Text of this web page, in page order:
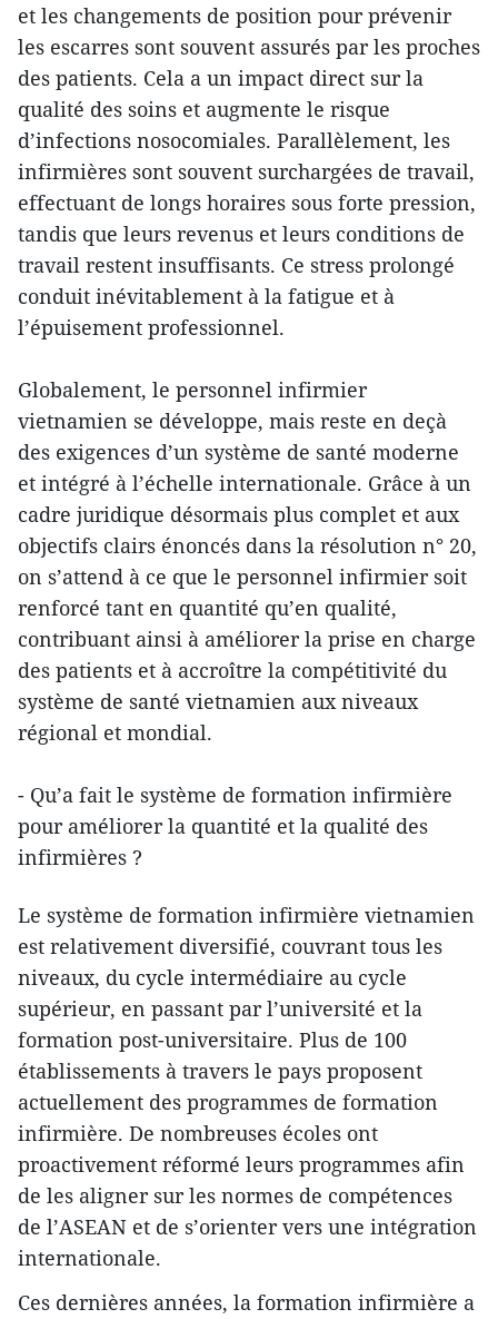
et les changements de position pour prévenir
les escarres sont souvent assurés par les proches
des patients. Cela a un impact direct sur la
qualité des soins et augmente le risque
d’infections nosocomiales. Parallèlement, les
infirmières sont souvent surchargées de travail,
effectuant de longs horaires sous forte pression,
tandis que leurs revenus et leurs conditions de
travail restent insuffisants. Ce stress prolongé
conduit inévitablement à la fatigue et à
l’épuisement professionnel.
Globalement, le personnel infirmier
vietnamien se développe, mais reste en deçà
des exigences d’un système de santé moderne
et intégré à l’échelle internationale. Grâce à un
cadre juridique désormais plus complet et aux
objectifs clairs énoncés dans la résolution n° 20,
on s’attend à ce que le personnel infirmier soit
renforcé tant en quantité qu’en qualité,
contribuant ainsi à améliorer la prise en charge
des patients et à accroître la compétitivité du
système de santé vietnamien aux niveaux
régional et mondial.
- Qu’a fait le système de formation infirmière
pour améliorer la quantité et la qualité des
infirmières ?
Le système de formation infirmière vietnamien
est relativement diversifié, couvrant tous les
niveaux, du cycle intermédiaire au cycle
supérieur, en passant par l’université et la
formation post-universitaire. Plus de 100
établissements à travers le pays proposent
actuellement des programmes de formation
infirmière. De nombreuses écoles ont
proactivement réformé leurs programmes afin
de les aligner sur les normes de compétences
de l’ASEAN et de s’orienter vers une intégration
internationale.
Ces dernières années, la formation infirmière a